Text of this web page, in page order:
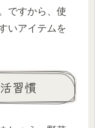
ですから、使
いアイテムを
習慣